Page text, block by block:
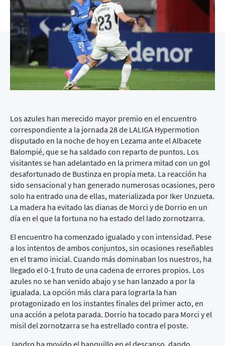
Los azules han merecido mayor premio en el encuentro
correspondiente a la jornada 28 de LALIGA Hypermotion
disputado en la noche de hoy en Lezama ante el Albacete
Balompié, que se ha saldado con reparto de puntos. Los
visitantes se han adelantado en la primera mitad con un gol
desafortunado de Bustinza en propia meta. La reacción ha
sido sensacional y han generado numerosas ocasiones, pero
solo ha entrado una de ellas, materializada por Iker Unzueta.
La madera ha evitado las dianas de Morci y de Dorrio en un
día en el que la fortuna no ha estado del lado zornotzarra.
El encuentro ha comenzado igualado y con intensidad. Pese
a los intentos de ambos conjuntos, sin ocasiones reseñables
en el tramo inicial. Cuando más dominaban los nuestros, ha
llegado el 0-1 fruto de una cadena de errores propios. Los
azules no se han venido abajo y se han lanzado a por la
igualada. La opción más clara para lograrla la han
protagonizado en los instantes finales del primer acto, en
una acción a pelota parada. Dorrio ha tocado para Morci y el
misil del zornotzarra se ha estrellado contra el poste.
Jandro ha movido el banquillo en el descanso, dando